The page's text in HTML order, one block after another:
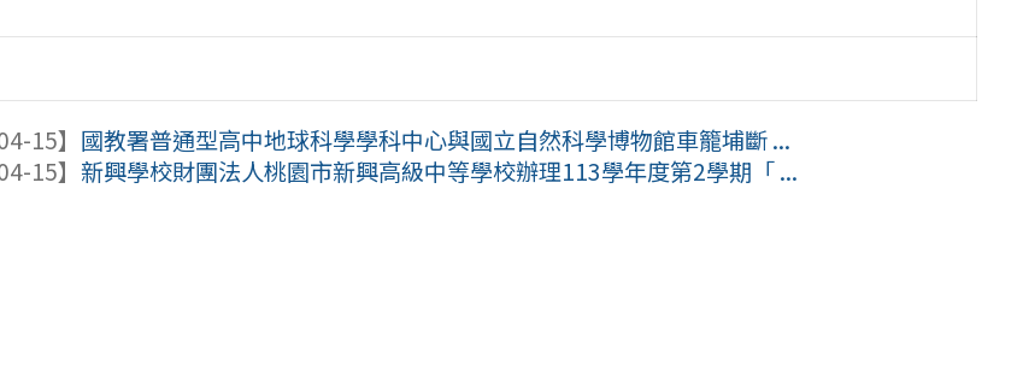
15】 國教署普通型高中地球科學學科中心與國立自然科學博物館車籠埔斷 ...
15】 新興學校財團法人桃園市新興高級中等學校辦理113學年度第2學期「 ...